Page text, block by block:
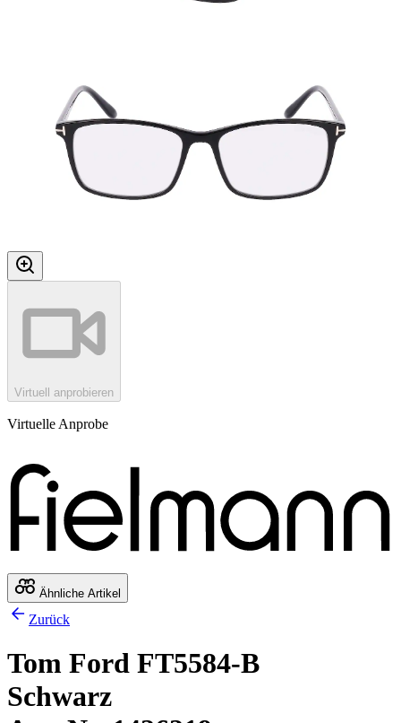
Virtuell anprobieren
Virtuelle Anprobe
Ähnliche Artikel
Zurück
Tom Ford FT5584-B
Schwarz